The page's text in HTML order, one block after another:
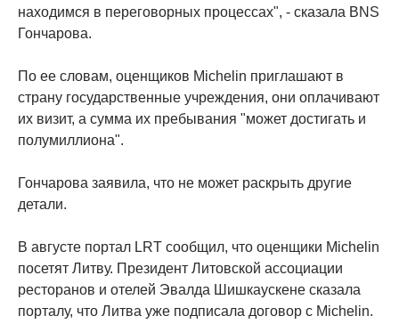
находимся в переговорных процессах", - сказала BNS
Гончарова.
По ее словам, оценщиков Michelin приглашают в
страну государственные учреждения, они оплачивают
их визит, а сумма их пребывания "может достигать и
полумиллиона".
Гончарова заявила, что не может раскрыть другие
детали.
В августе портал LRT сообщил, что оценщики Michelin
посетят Литву. Президент Литовской ассоциации
ресторанов и отелей Эвалда Шишкаускене сказала
порталу, что Литва уже подписала договор с Michelin.